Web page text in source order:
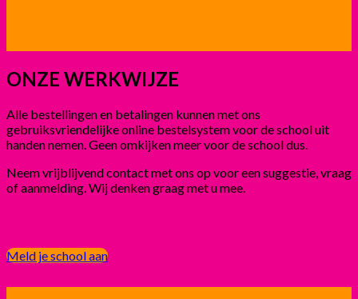
ONZE WERKWIJZE
Alle bestellingen en betalingen kunnen met ons
gebruiksvriendelijke online bestelsystem voor de school uit
handen nemen. Geen omkijken meer voor de school dus.
Neem vrijblijvend contact met ons op voor een suggestie, vraag
of aanmelding. Wij denken graag met u mee.
Meld je school aan